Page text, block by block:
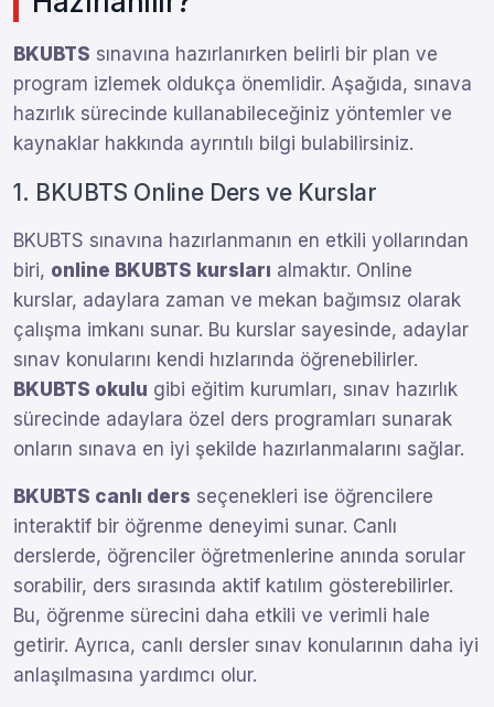
BKUBTS sınavına hazırlanırken belirli bir plan ve
program izlemek oldukça önemlidir. Aşağıda, sınava
hazırlık sürecinde kullanabileceğiniz yöntemler ve
kaynaklar hakkında ayrıntılı bilgi bulabilirsiniz.
1. BKUBTS Online Ders ve Kurslar
BKUBTS sınavına hazırlanmanın en etkili yollarından
biri, online BKUBTS kursları almaktır. Online
kurslar, adaylara zaman ve mekan bağımsız olarak
çalışma imkanı sunar. Bu kurslar sayesinde, adaylar
sınav konularını kendi hızlarında öğrenebilirler.
BKUBTS okulu gibi eğitim kurumları, sınav hazırlık
sürecinde adaylara özel ders programları sunarak
onların sınava en iyi şekilde hazırlanmalarını sağlar.
BKUBTS canlı ders seçenekleri ise öğrencilere
interaktif bir öğrenme deneyimi sunar. Canlı
derslerde, öğrenciler öğretmenlerine anında sorular
sorabilir, ders sırasında aktif katılım gösterebilirler.
Bu, öğrenme sürecini daha etkili ve verimli hale
getirir. Ayrıca, canlı dersler sınav konularının daha iyi
anlaşılmasına yardımcı olur.